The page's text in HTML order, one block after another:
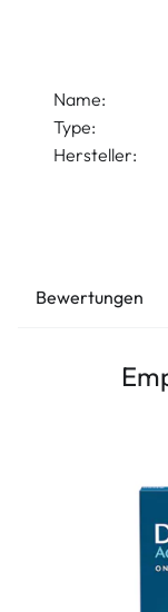
Name:
Type:
Hersteller:
Bewertungen